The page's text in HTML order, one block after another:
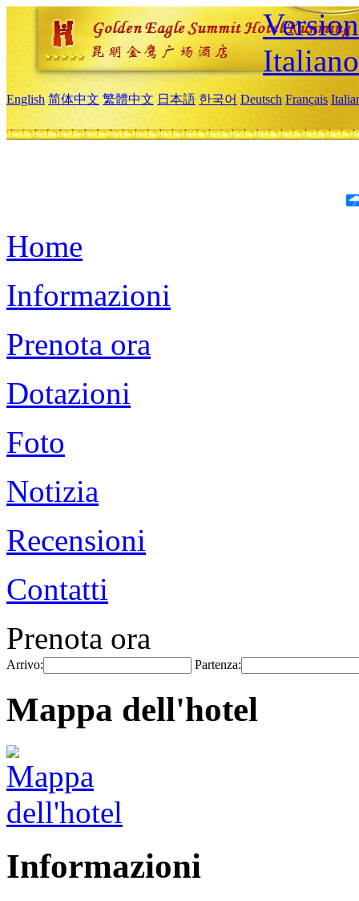
Italiano
English 简体中文 繁體中文 日本語 한국어 Deutsch Français
Home
Informazioni
Prenota ora
Dotazioni
Foto
Notizia
Recensioni
Contatti
Prenota ora
Arrivo: Partenza:
Mappa dell'hotel
Informazioni